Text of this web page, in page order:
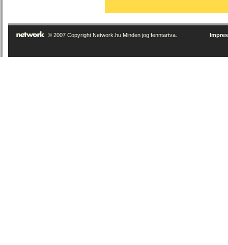
© 2007 Copyright Network.hu Minden jog fenntartva.